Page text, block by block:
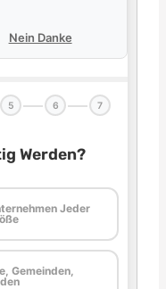
Nein Danke
5 6 7
Werden?
Jeder
Gemeinden,